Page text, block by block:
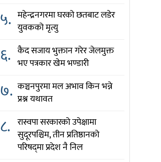
५. महेन्द्रनगरमा घरको छतबाट लडेर
युवकको मृत्यु
६. कैद सजाय भुक्तान गरेर जेलमुक्त
भए पत्रकार खेम भण्डारी
७. कञ्चनपुरमा मल अभाव किन भन्ने
प्रश्न यथावत
८. रास्वपा सरकारको उपेक्षामा
सुदूरपश्चिम, तीन प्रतिष्ठानको
परिषद्‌मा प्रदेश नै निल